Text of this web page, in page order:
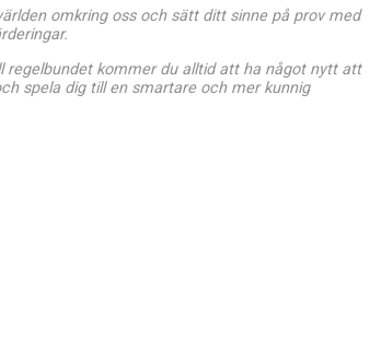
omkring oss och sätt ditt sinne på prov med
regelbundet kommer du alltid att ha något nytt att
spela dig till en smartare och mer kunnig